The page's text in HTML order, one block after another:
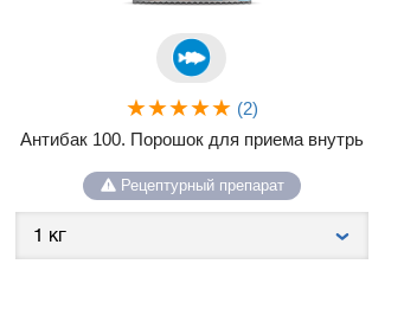
(2)
Антибак 100. Порошок для приема внутрь
Рецептурный препарат